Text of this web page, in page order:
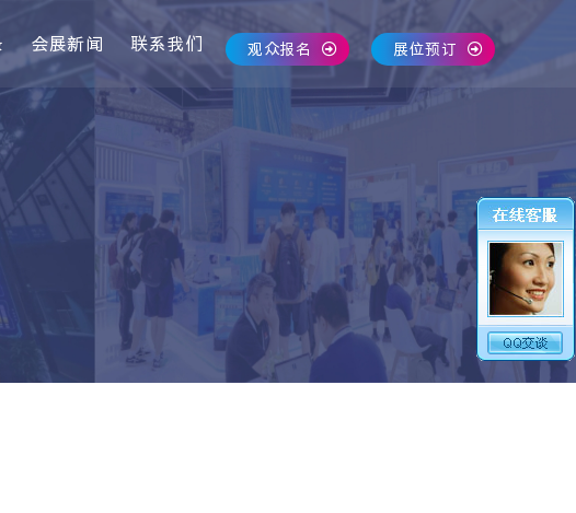
会展新闻 联系我们 观众报名 展位预订